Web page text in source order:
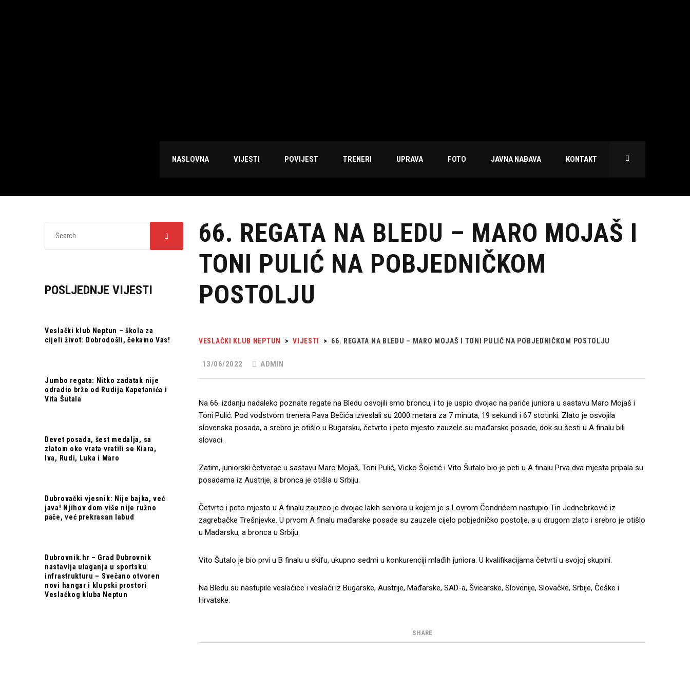
NASLOVNA VIJESTI POVIJEST TRENERI UPRAVA FOTO JAVNA NABAVA KONTAKT
66. REGATA NA BLEDU – MARO MOJAŠ I
TONI PULIĆ NA POBJEDNIČKOM
POSTOLJU
VESLAČKI KLUB NEPTUN > VIJESTI > 66. REGATA NA BLEDU – MARO MOJAŠ I TONI PULIĆ NA POBJEDNIČKOM POSTOLJU
13/06/2022 ADMIN
Na 66. izdanju nadaleko poznate regate na Bledu osvojili smo broncu, i to je uspio dvojac na pariće juniora u sastavu Maro Mojaš i
Toni Pulić. Pod vodstvom trenera Pava Bečića izveslali su 2000 metara za 7 minuta, 19 sekundi i 67 stotinki. Zlato je osvojila
slovenska posada, a srebro je otišlo u Bugarsku, četvrto i peto mjesto zauzele su mađarske posade, dok su šesti u A finalu bili
slovaci.
Zatim, juniorski četverac u sastavu Maro Mojaš, Toni Pulić, Vicko Šoletić i Vito Šutalo bio je peti u A finalu Prva dva mjesta pripala su
posadama iz Austrije, a bronca je otišla u Srbiju.
Četvrto i peto mjesto u A finalu zauzeo je dvojac lakih seniora u kojem je s Lovrom Čondrićem nastupio Tin Jednobrković iz
zagrebačke Trešnjevke. U prvom A finalu mađarske posade su zauzele cijelo pobjedničko postolje, a u drugom zlato i srebro je otišlo
u Mađarsku, a bronca u Srbiju.
Vito Šutalo je bio prvi u B finalu u skifu, ukupno sedmi u konkurenciji mlađih juniora. U kvalifikacijama četvrti u svojoj skupini.
Na Bledu su nastupile veslačice i veslači iz Bugarske, Austrije, Mađarske, SAD-a, Švicarske, Slovenije, Slovačke, Srbije, Češke i
Hrvatske.
SHARE
POSLJEDNJE VIJESTI
Veslački klub Neptun – škola za
cijeli život: Dobrodošli, čekamo Vas!
Jumbo regata: Nitko zadatak nije
odradio brže od Rudija Kapetanića i
Vita Šutala
Devet posada, šest medalja, sa
zlatom oko vrata vratili se Kiara,
Iva, Rudi, Luka i Maro
Dubrovački vjesnik: Nije bajka, već
java! Njihov dom više nije ružno
pače, već prekrasan labud
Dubrovnik.hr – Grad Dubrovnik
nastavlja ulaganja u sportsku
infrastrukturu – Svečano otvoren
novi hangar i klupski prostori
Veslačkog kluba Neptun